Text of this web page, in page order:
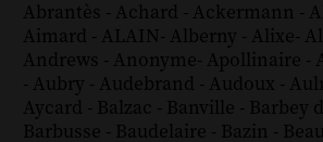
Abrantès - Achard - Ackermann -
Aimard - ALAIN- Alberny - Alixe-
Andrews - Anonyme- Apollinaire -
- Aubry - Audebrand - Audoux -
Aycard - Balzac - Banville - Barbey
Barbusse - Baudelaire - Bazin -